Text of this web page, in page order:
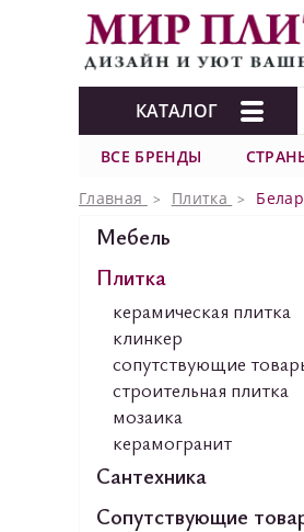
КАТАЛОГ
ВСЕ БРЕНДЫ
Главная
Плитка
Мебель
Плитка
керамическая плитка
клинкер
сопутствующие
строительная плитка
мозаика
керамогранит
Сантехника
Сопутствующие